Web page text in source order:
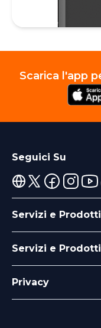
Scarica l'app
Seguici Su
Servizi e
Servizi e
Privacy